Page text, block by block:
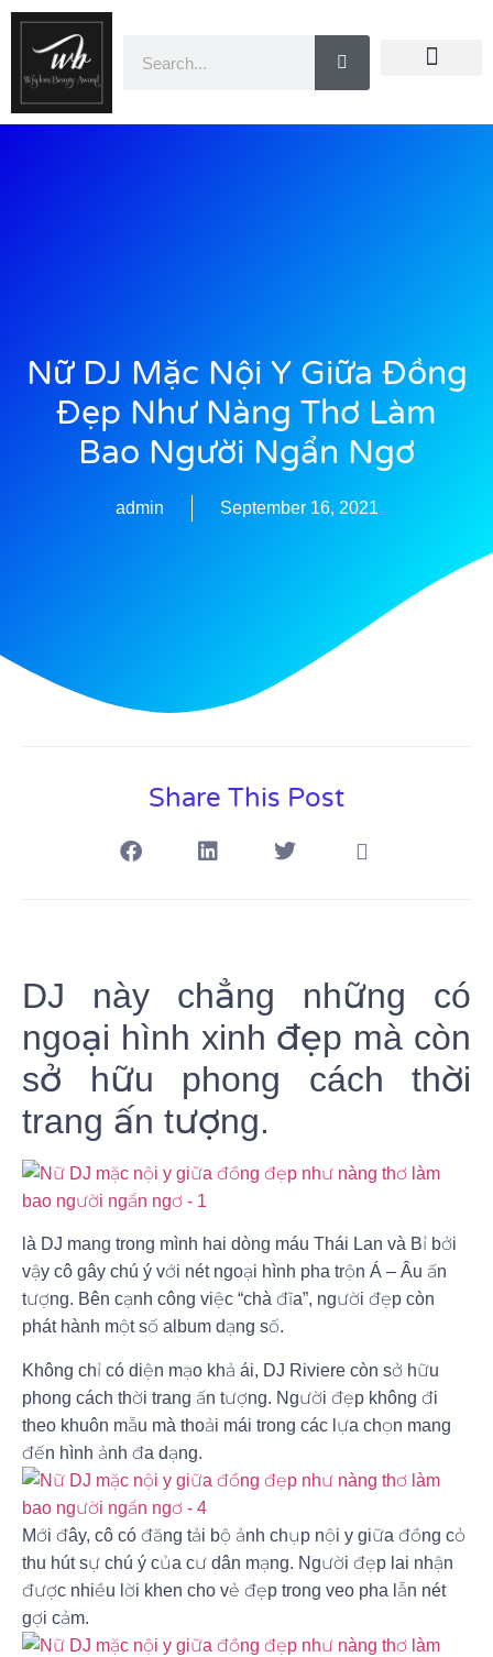
Nữ DJ Mặc Nội Y Giữa Đồng
Đẹp Như Nàng Thơ Làm
Bao Người Ngẩn Ngơ
admin September 16, 2021
Share This Post
DJ này chẳng những có
ngoại hình xinh đẹp mà còn
sở hữu phong cách thời
trang ấn tượng.
là DJ mang trong mình hai dòng máu Thái Lan và Bỉ bởi
vậy cô gây chú ý với nét ngoại hình pha trộn Á – Âu ấn
tượng. Bên cạnh công việc “chà đĩa”, người đẹp còn
phát hành một số album dạng số.
Không chỉ có diện mạo khả ái, DJ Riviere còn sở hữu
phong cách thời trang ấn tượng. Người đẹp không đi
theo khuôn mẫu mà thoải mái trong các lựa chọn mang
đến hình ảnh đa dạng.
Mới đây, cô có đăng tải bộ ảnh chụp nội y giữa đồng cỏ
thu hút sự chú ý của cư dân mạng. Người đẹp lai nhận
được nhiều lời khen cho vẻ đẹp trong veo pha lẫn nét
gợi cảm.